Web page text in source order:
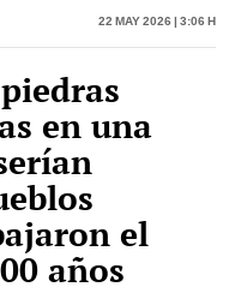
22 May 2026 | 3:06 h
en una
el
años